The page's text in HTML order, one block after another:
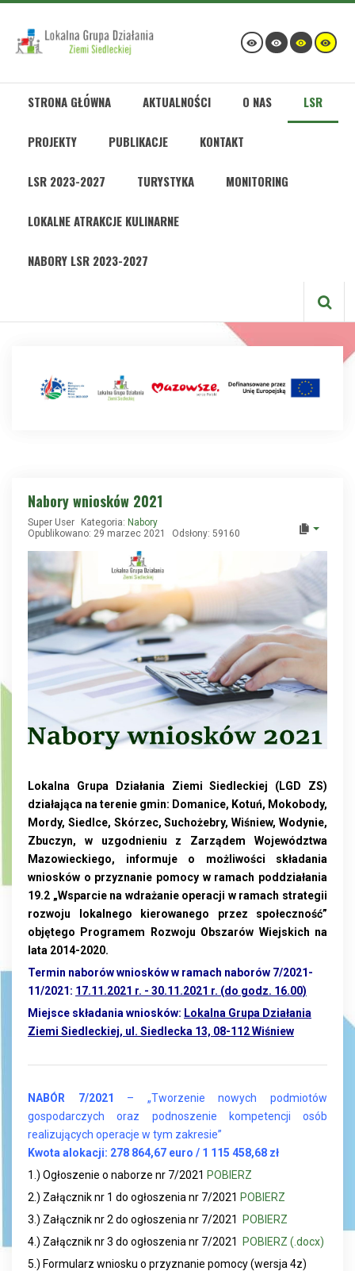
STRONA GŁÓWNA AKTUALNOŚCI O NAS LSR
PROJEKTY PUBLIKACJE KONTAKT
LSR 2023-2027 TURYSTYKA MONITORING
LOKALNE ATRAKCJE KULINARNE
NABORY LSR 2023-2027
Nabory wniosków 2021
Super User Kategoria: Nabory
Opublikowano: 29 marzec 2021
Odsłony: 59160
Lokalna Grupa Działania Ziemi Siedleckiej (LGD ZS)
działająca na terenie gmin: Domanice, Kotuń, Mokobody,
Mordy, Siedlce, Skórzec, Suchożebry, Wiśniew, Wodynie,
Zbuczyn, w uzgodnieniu z Zarządem Województwa
Mazowieckiego, informuje o możliwości składania
wniosków o przyznanie pomocy w ramach poddziałania
19.2 „Wsparcie na wdrażanie operacji w ramach strategii
rozwoju lokalnego kierowanego przez społeczność”
objętego Programem Rozwoju Obszarów Wiejskich na
lata 2014-2020.
Termin naborów wniosków w ramach naborów 7/2021-
11/2021: 17.11.2021 r. - 30.11.2021 r. (do godz. 16.00)
Miejsce składania wniosków: Lokalna Grupa Działania
Ziemi Siedleckiej, ul. Siedlecka 13, 08-112 Wiśniew
NABÓR 7/2021
– „Tworzenie nowych podmiotów
gospodarczych oraz podnoszenie kompetencji osób
realizujących operacje w tym zakresie”
Kwota alokacji: 278 864,67 euro / 1 115 458,68 zł
1.) Ogłoszenie o naborze nr 7/2021 POBIERZ
2.) Załącznik nr 1 do ogłoszenia nr 7/2021 POBIERZ
3.) Załącznik nr 2 do ogłoszenia nr 7/2021
POBIERZ
4.) Załącznik nr 3 do ogłoszenia nr 7/2021
POBIERZ (.docx)
5.) Formularz wniosku o przyznanie pomocy (wersja 4z)